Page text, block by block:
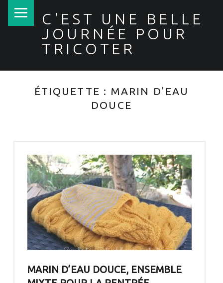
C'EST UNE BELLE
JOURNÉE POUR
TRICOTER
ÉTIQUETTE : MARIN D'EAU
DOUCE
MARIN D’EAU DOUCE, ENSEMBLE